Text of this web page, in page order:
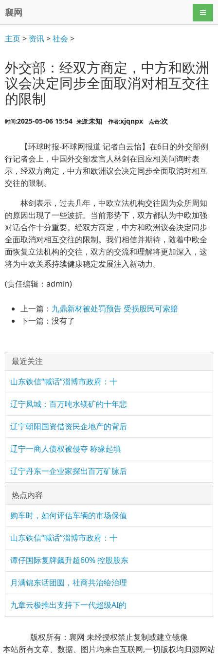
襄网 导航
主页> 资讯>社会 >
外交部：经双方商定，中方和欧洲
议会决定同步全面取消对相互交往
的限制
时间:2025-05-06 15:54 来源:未知 作者:xjqnpx 点击:次
【环球时报-环球网报道 记者白云怡】在6日的外交部例
行记者会上，中国外交部发言人林剑在回应相关问询时表
示，经双方商定，中方和欧洲议会决定同步全面取消对相互
交往的限制。
林剑表示，过去几年，中欧立法机构交往因为众所周知
的原因出现了一些波折。当前形势下，双方都认为中欧加强
对话合作十分重要。经双方商定，中方和欧洲议会决定同步
全面取消对相互交往的限制。我们相信并期待，随着中欧全
面恢复立法机构的交往，双方的交流和理解将更加深入，这
将为中欧关系持续健康稳定发展注入新动力。
(责任编辑：admin)
上一篇： 九鼎新材被处罚预告 受损股民可索赔
下一篇：没有了
最近关注
山东铁信“喊话”淄博市政府：十
辽宁凤城：百万吨水镁矿的十年悲
辽宁朝阳国资借资民企地产的背后
辽宁一商人债权被侵夺 称缘起填
辽宁丹东一企业家探出百万矿脉后
热点内容
购车时，如何评估车辆的市场保值
山东铁信“喊话”淄博市政府：十
谭仔国际复牌飙升超60% 控股股东
月满锦东话团圆，社商共治绘治理
九章云极推出支持下一代超级AI的
版权所有：襄网 未经授权禁止复制或建立镜像
本站所有文章、数据、图片均来自互联网,一切版权均归源网站